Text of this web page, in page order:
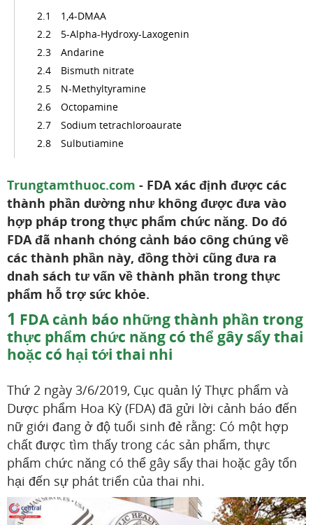
1,4-DMAA
5-Alpha-Hydroxy-Laxogenin
Andarine
Bismuth nitrate
N-Methyltyramine
Octopamine
Sodium tetrachloroaurate
Sulbutiamine
Trungtamthuoc.com - FDA xác định được các
thành phần dường như không được đưa vào
hợp pháp trong thực phẩm chức năng. Do đó
FDA đã nhanh chóng cảnh báo công chúng về
các thành phần này, đồng thời cũng đưa ra
dnah sách tư vấn về thành phần trong thực
phẩm hỗ trợ sức khỏe.
1 FDA cảnh báo những thành phần trong
thực phẩm chức năng có thể gây sẩy thai
hoặc có hại tới thai nhi
Thứ 2 ngày 3/6/2019, Cục quản lý Thực phẩm và
Dược phẩm Hoa Kỳ (FDA) đã gửi lời cảnh báo đến
nữ giới đang ở độ tuổi sinh đẻ rằng: Có một hợp
chất được tìm thấy trong các sản phẩm, thực
phẩm chức năng có thể gây sẩy thai hoặc gây tổn
hại đến sự phát triển của thai nhi.